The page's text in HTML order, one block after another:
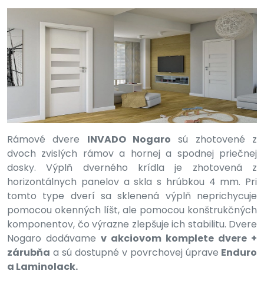
Rámové dvere INVADO Nogaro sú zhotovené z
dvoch zvislých rámov a hornej a spodnej priečnej
dosky. Výplň dverného krídla je zhotovená z
horizontálnych panelov a skla s hrúbkou 4 mm. Pri
tomto type dverí sa sklenená výplň neprichycuje
pomocou okenných líšt, ale pomocou konštrukčných
komponentov, čo výrazne zlepšuje ich stabilitu. Dvere
Nogaro dodávame v akciovom komplete dvere +
zárubňa a sú dostupné v povrchovej úprave Enduro
a Laminolack.